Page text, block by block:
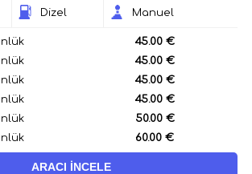
Dizel Manuel
45.00 €
45.00 €
45.00 €
45.00 €
50.00 €
60.00 €
ARACI İNCELE